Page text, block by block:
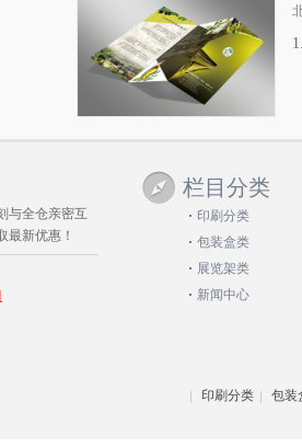
栏目分类
印刷分类
包装盒类
展览架类
新闻中心
与全仓亲密互
最新优惠！
印刷分类 包装